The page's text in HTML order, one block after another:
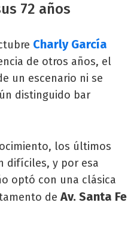
72 años
Charly García
de otros años, el
un escenario ni se
distinguido bar
los últimos
difíciles, y por esa
optó con una clásica
deAv. Santa Fe